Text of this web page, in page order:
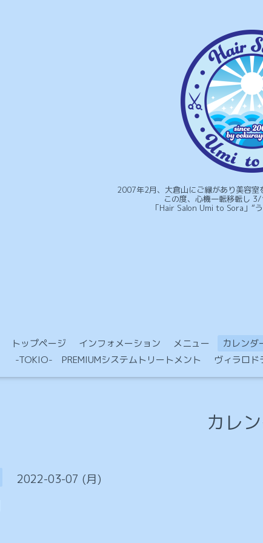
2007年2月、大倉山にご縁があり美容室
この度、心機一転移転し
「Hair Salon Umi to Sora」“
トップページ インフォメーション メニュー カレンダ
-TOKIO- PREMIUMシステムトリートメント
ヴィラロ
カレ
2022-03-07 (月)